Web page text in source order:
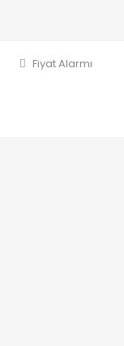
Fiyat Alarmı